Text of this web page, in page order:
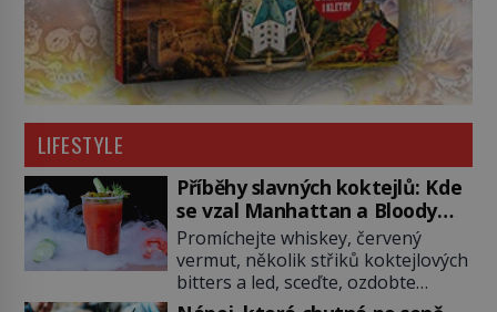
LIFESTYLE
Příběhy slavných koktejlů: Kde
se vzal Manhattan a Bloody
Mary?
Promíchejte whiskey, červený
vermut, několik střiků koktejlových
bitters a led, sceďte, ozdobte
koktejlovou třešinkou a tadá…